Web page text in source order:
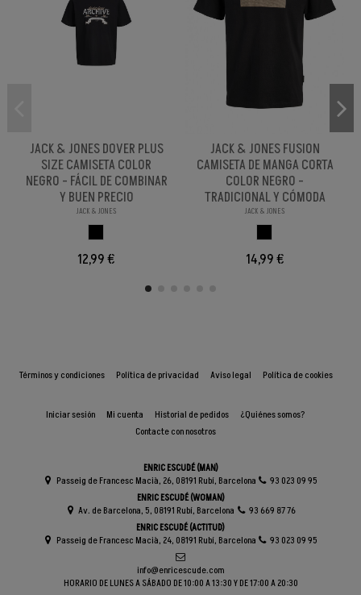
JACK & JONES DOVER PLUS
SIZE CAMISETA COLOR
NEGRO - FÁCIL DE COMBINAR
Y BUEN PRECIO
JACK & JONES
12,99 €
JACK & JONES FUSION
CAMISETA DE MANGA CORTA
COLOR NEGRO -
TRADICIONAL Y CÓMODA
JACK & JONES
14,99 €
Términos y condiciones Política de privacidad Aviso legal Política de cookies
Iniciar sesión Mi cuenta Historial de pedidos
¿Quiénes somos?
Contacte con nosotros
ENRIC ESCUDÉ (MAN)
Passeig de Francesc Macià, 26, 08191 Rubí, Barcelona
93 023 09 95
ENRIC ESCUDÉ (WOMAN)
Av. de Barcelona, 5, 08191 Rubí, Barcelona
93 669 87 76
ENRIC ESCUDÉ (ACTITUD)
Passeig de Francesc Macià, 24, 08191 Rubí, Barcelona
93 023 09 95
info@enricescude.com
HORARIO DE LUNES A SÁBADO DE 10:00 A 13:30 Y DE 17:00 A 20:30